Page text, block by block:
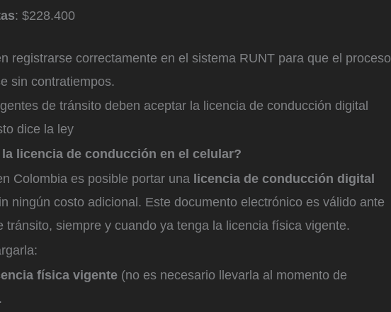
: $228.400
registrarse correctamente en el sistema RUNT para que el proceso
sin contratiempos.
de tránsito deben aceptar la licencia de conducción digital
dice la ley
licencia de conducción en el celular?
Colombia es posible portar una licencia de conducción digital
ningún costo adicional. Este documento electrónico es válido ante
tránsito, siempre y cuando ya tenga la licencia física vigente.
física vigente (no es necesario llevarla al momento de